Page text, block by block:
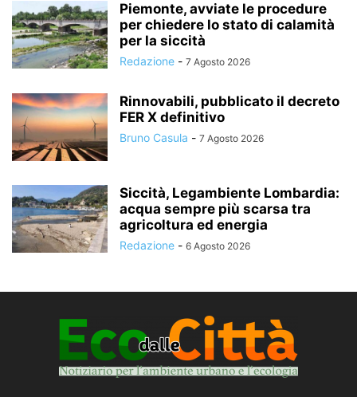
Piemonte, avviate le procedure
per chiedere lo stato di calamità
per la siccità
Redazione - 7 Agosto 2026
Rinnovabili, pubblicato il decreto
FER X definitivo
Bruno Casula - 7 Agosto 2026
Siccità, Legambiente Lombardia:
acqua sempre più scarsa tra
agricoltura ed energia
Redazione - 6 Agosto 2026